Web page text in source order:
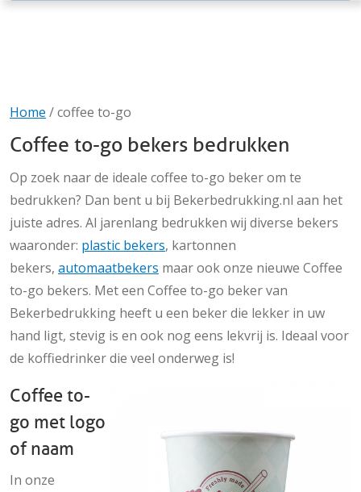
Home /coffee to-go
Coffee to-go bekers bedrukken
Op zoek naar de ideale coffee to-go beker om te
bedrukken? Dan bent u bij Bekerbedrukking.nl aan het
juiste adres. Al jarenlang bedrukken wij diverse bekers
waaronder: plastic bekers, kartonnen
bekers, automaatbekers maar ook onze nieuwe Coffee
to-go bekers. Met een Coffee to-go beker van
Bekerbedrukking heeft u een beker die lekker in uw
hand ligt, stevig is en ook nog eens lekvrij is. Ideaal voor
de koffiedrinker die veel onderweg is!
Coffee to-
go met logo
of naam
In onze